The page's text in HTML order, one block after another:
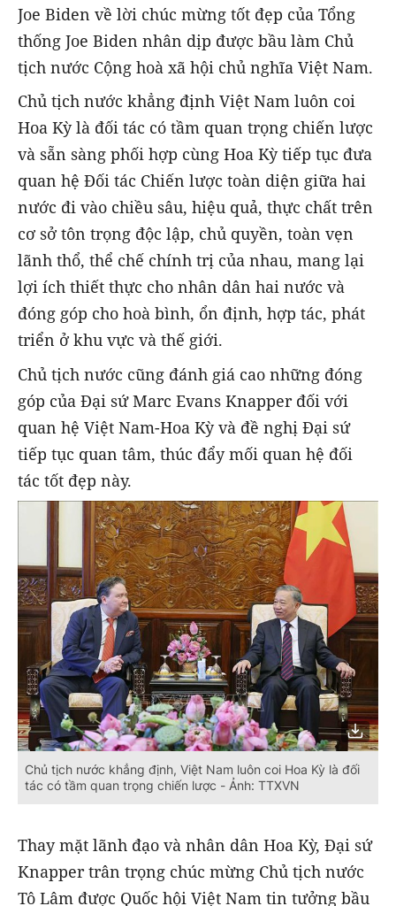
Joe Biden về lời chúc mừng tốt đẹp của Tổng
thống Joe Biden nhân dịp được bầu làm Chủ
tịch nước Cộng hoà xã hội chủ nghĩa Việt Nam.
Chủ tịch nước khẳng định Việt Nam luôn coi
Hoa Kỳ là đối tác có tầm quan trọng chiến lược
và sẵn sàng phối hợp cùng Hoa Kỳ tiếp tục đưa
quan hệ Đối tác Chiến lược toàn diện giữa hai
nước đi vào chiều sâu, hiệu quả, thực chất trên
cơ sở tôn trọng độc lập, chủ quyền, toàn vẹn
lãnh thổ, thể chế chính trị của nhau, mang lại
lợi ích thiết thực cho nhân dân hai nước và
đóng góp cho hoà bình, ổn định, hợp tác, phát
triển ở khu vực và thế giới.
Chủ tịch nước cũng đánh giá cao những đóng
góp của Đại sứ Marc Evans Knapper đối với
quan hệ Việt Nam-Hoa Kỳ và đề nghị Đại sứ
tiếp tục quan tâm, thúc đẩy mối quan hệ đối
tác tốt đẹp này.
Chủ tịch nước khẳng định, Việt Nam luôn coi Hoa Kỳ là đối
tác có tầm quan trọng chiến lược - Ảnh: TTXVN
Thay mặt lãnh đạo và nhân dân Hoa Kỳ, Đại sứ
Knapper trân trọng chúc mừng Chủ tịch nước
Tô Lâm được Quốc hội Việt Nam tin tưởng bầu